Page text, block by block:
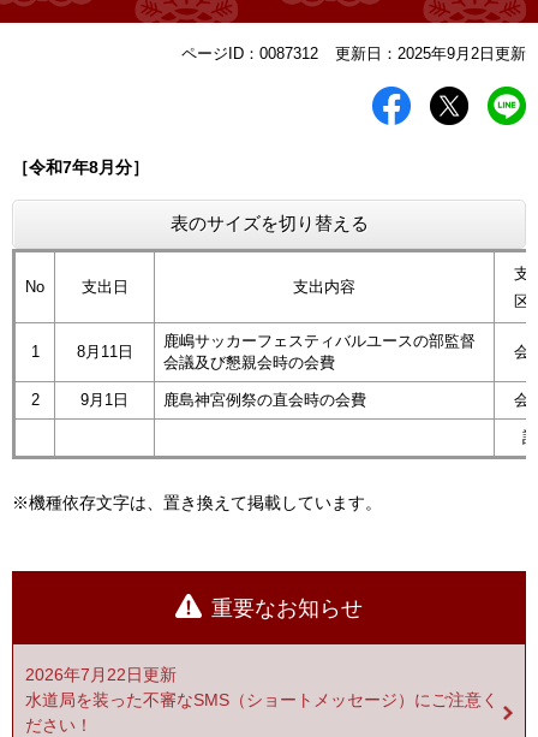
ページID：0087312 更新日：2025年9月2日更新
［令和7年8月分］
表のサイズを切り替える
No 支出日 支出内容
支
区
1 8月11日
鹿嶋サッカーフェスティバルユースの部監督
会議及び懇親会時の会費
会
2 9月1日 鹿島神宮例祭の直会時の会費 会
計
※機種依存文字は、置き換えて掲載しています。
重要なお知らせ
2026年7月22日更新
水道局を装った不審なSMS（ショートメッセージ）にご注意く
ださい！